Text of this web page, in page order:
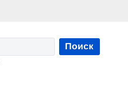
Поиск